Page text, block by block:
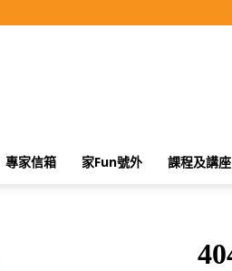
專家信箱 家Fun號外 課程及講座